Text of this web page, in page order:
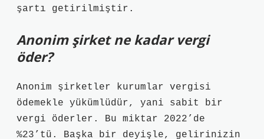
şartı getirilmiştir.
Anonim şirket ne kadar vergi
öder?
Anonim şirketler kurumlar vergisi
ödemekle yükümlüdür, yani sabit bir
vergi öderler. Bu miktar 2022’de
%23’tü. Başka bir deyişle, gelirinizin